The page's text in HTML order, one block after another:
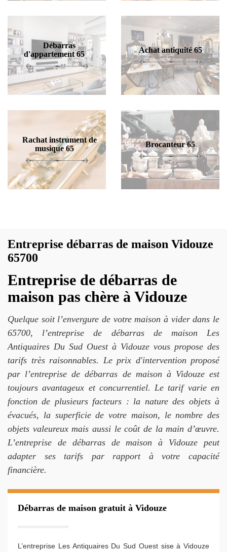
Débarras
d'appartement 65
Achat antiquité 65
Rachat instrument de
musique 65
Brocanteur 65
Entreprise débarras de maison Vidouze
65700
Entreprise de débarras de
maison pas chère à Vidouze
Quelque soit l’envergure de votre maison à vider dans le
65700, l’entreprise de débarras de maison Les
Antiquaires Du Sud Ouest à Vidouze vous propose des
tarifs très raisonnables. Le prix d'intervention proposé
par l’entreprise de débarras de maison à Vidouze est
toujours avantageux et concurrentiel. Le tarif varie en
fonction de plusieurs facteurs : la nature des objets à
évacués, la superficie de votre maison, le nombre des
objets valeureux mais aussi le coût de la main d’œuvre.
L’entreprise de débarras de maison à Vidouze peut
adapter ses tarifs par rapport à votre capacité
financière.
Débarras de maison gratuit à Vidouze
L’entreprise Les Antiquaires Du Sud Ouest sise à Vidouze